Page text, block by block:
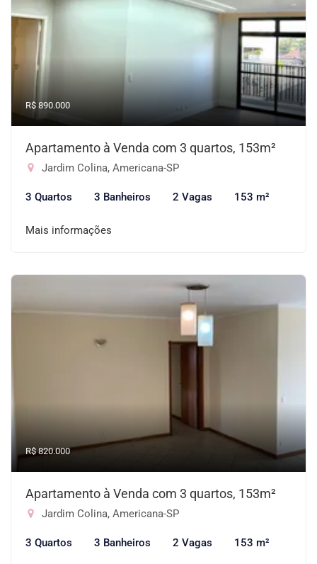
R$ 890.000
Apartamento à Venda com 3 quartos, 153m²
Jardim Colina, Americana-SP
3 Quartos 3 Banheiros 2 Vagas 153 m²
Mais informações
R$ 820.000
Apartamento à Venda com 3 quartos, 153m²
Jardim Colina, Americana-SP
3 Quartos 3 Banheiros 2 Vagas 153 m²